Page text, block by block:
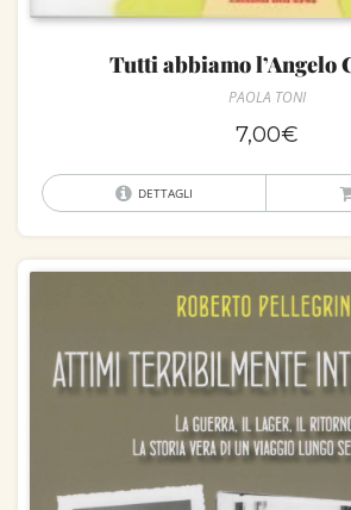
Tutti abbiamo l’Angelo
PAOLA TONI
7,00€
DETTAGLI